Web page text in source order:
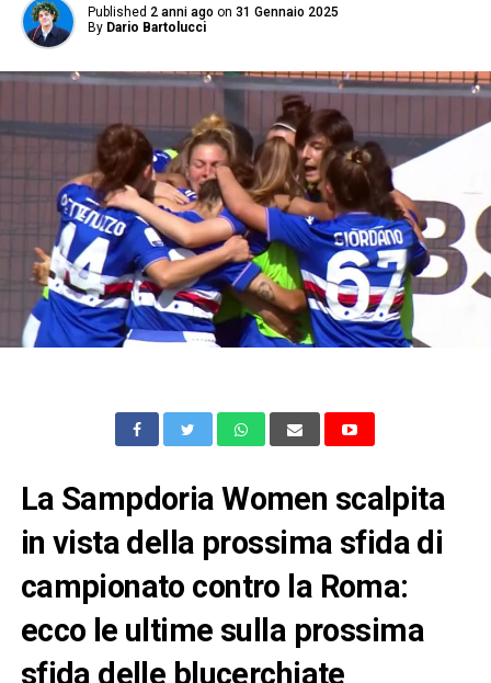
Published 2 anni ago on 31 Gennaio 2025
By Dario Bartolucci
La Sampdoria Women scalpita
in vista della prossima sfida di
campionato contro la Roma:
ecco le ultime sulla prossima
sfida delle blucerchiate